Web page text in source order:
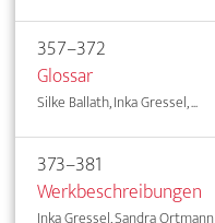
357–372
Glossar
Silke Ballath, Inka Gressel, ...
373–381
Werkbeschreibungen
Inka Gressel, Sandra Ortmann